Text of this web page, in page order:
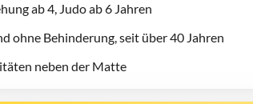
ab 4, Judo ab 6 Jahren
ohne Behinderung, seit über 40 Jahren
neben der Matte